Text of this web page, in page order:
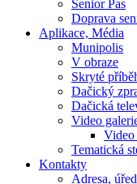
Senior Pas
Doprava
Aplikace, Média
Munipolis
V obraze
Skryté
Dačický
Dačická
Video
Video
Tematická
Kontakty
Adresa,